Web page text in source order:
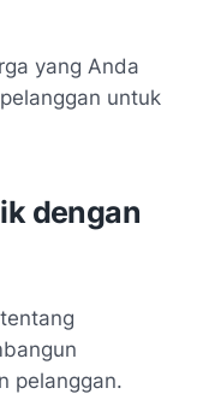
yang Anda
untuk
dengan
pelanggan.